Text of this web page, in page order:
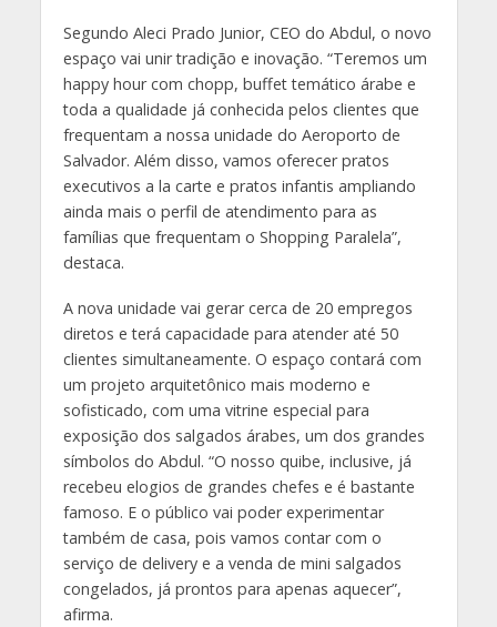
Segundo Aleci Prado Junior, CEO do Abdul, o novo
espaço vai unir tradição e inovação. “Teremos um
happy hour com chopp, buffet temático árabe e
toda a qualidade já conhecida pelos clientes que
frequentam a nossa unidade do Aeroporto de
Salvador. Além disso, vamos oferecer pratos
executivos a la carte e pratos infantis ampliando
ainda mais o perfil de atendimento para as
famílias que frequentam o Shopping Paralela”,
destaca.
A nova unidade vai gerar cerca de 20 empregos
diretos e terá capacidade para atender até 50
clientes simultaneamente. O espaço contará com
um projeto arquitetônico mais moderno e
sofisticado, com uma vitrine especial para
exposição dos salgados árabes, um dos grandes
símbolos do Abdul. “O nosso quibe, inclusive, já
recebeu elogios de grandes chefes e é bastante
famoso. E o público vai poder experimentar
também de casa, pois vamos contar com o
serviço de delivery e a venda de mini salgados
congelados, já prontos para apenas aquecer”,
afirma.